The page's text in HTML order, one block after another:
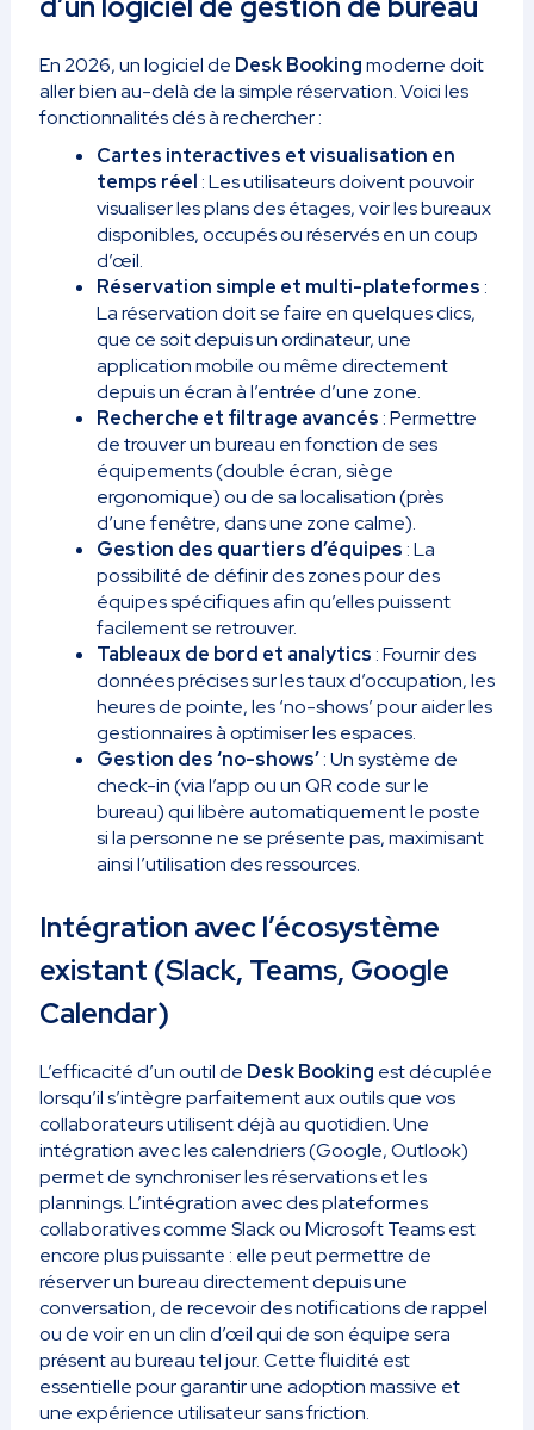
En 2026, un logiciel de Desk Bookingmoderne doit
aller bien au-delà de la simple réservation. Voici les
fonctionnalités clés à rechercher :
Cartes interactives et visualisation en
temps réel : Les utilisateurs doivent pouvoir
visualiser les plans des étages, voir les bureaux
disponibles, occupés ou réservés en un coup
d’œil.
Réservation simple et multi-plateformes :
La réservation doit se faire en quelques clics,
que ce soit depuis un ordinateur, une
application mobile ou même directement
depuis un écran à l’entrée d’une zone.
Recherche et filtrage avancés : Permettre
de trouver un bureau en fonction de ses
équipements (double écran, siège
ergonomique) ou de sa localisation (près
d’une fenêtre, dans une zone calme).
Gestion des quartiers d’équipes : La
possibilité de définir des zones pour des
équipes spécifiques afin qu’elles puissent
facilement se retrouver.
Tableaux de bord et analytics : Fournir des
données précises sur les taux d’occupation, les
heures de pointe, les ‘no-shows’ pour aider les
gestionnaires à optimiser les espaces.
Gestion des ‘no-shows’: Un système de
check-in (via l’app ou un QR code sur le
bureau) qui libère automatiquement le poste
si la personne ne se présente pas, maximisant
ainsi l’utilisation des ressources.
Intégration avec l’écosystème
existant (Slack, Teams, Google
Calendar)
L’efficacité d’un outil de Desk Booking est décuplée
lorsqu’il s’intègre parfaitement aux outils que vos
collaborateurs utilisent déjà au quotidien. Une
intégration avec les calendriers (Google, Outlook)
permet de synchroniser les réservations et les
plannings. L’intégration avec des plateformes
collaboratives comme Slack ou Microsoft Teams est
encore plus puissante : elle peut permettre de
réserver un bureau directement depuis une
conversation, de recevoir des notifications de rappel
ou de voir en un clin d’œil qui de son équipe sera
présent au bureau tel jour. Cette fluidité est
essentielle pour garantir une adoption massive et
une expérience utilisateur sans friction.